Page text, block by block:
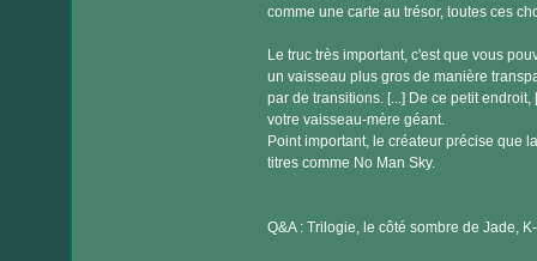
comme une carte au trésor, toutes ces
Le truc très important, c'est que vous
un vaisseau plus gros de manière
par de transitions. [...] De ce petit
votre vaisseau-mère géant.
Point important, le créateur précise que
titres comme No Man Sky.
Q&A : Trilogie, le côté sombre de Jade,